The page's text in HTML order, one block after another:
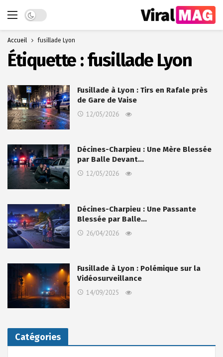
Dark mode
Accueil fusillade Lyon
Étiquette :fusillade Lyon
Fusillade à Lyon : Tirs en Rafale près
de Gare de Vaise
12/05/2026
Décines-Charpieu : Une Mère Blessée
par Balle Devant…
12/05/2026
Décines-Charpieu : Une Passante
Blessée par Balle…
26/04/2026
Fusillade à Lyon : Polémique sur la
Vidéosurveillance
14/09/2025
Catégories